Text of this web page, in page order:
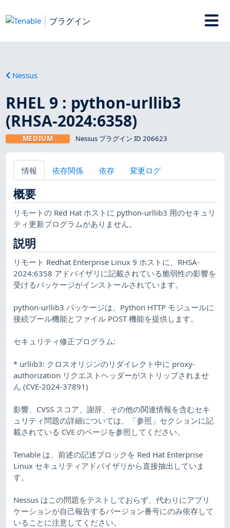
プラグイン
Nessus
RHEL 9 : python-urllib3
(RHSA-2024:6358)
MEDIUM Nessus プラグイン ID 206623
情報 依存関係 依存 変更ログ
概要
リモートの Red Hat ホストに python-urllib3 用のセキュリ
ティ更新プログラムがありません。
説明
リモート Redhat Enterprise Linux 9 ホストに、RHSA-
2024:6358 アドバイザリに記載されている脆弱性の影響を
受けるパッケージがインストールされています。
python-urllib3 パッケージは、Python HTTP モジュールに
接続プール機能とファイル POST 機能を提供します。
セキュリティ修正プログラム:
* urllib3: クロスオリジンのリダイレクト中に proxy-
authorization リクエストヘッダーがストリップされませ
ん (CVE-2024-37891)
影響、CVSS スコア、謝辞、その他の関連情報を含むセキ
ュリティ問題の詳細については、「参照」セクションに記
載されている CVE のページを参照してください。
Tenable は、前述の記述ブロックを Red Hat Enterprise
Linux セキュリティアドバイザリから直接抽出していま
す。
Nessus はこの問題をテストしておらず、代わりにアプリ
ケーションが自己報告するバージョン番号にのみ依存して
いることに注意してください。